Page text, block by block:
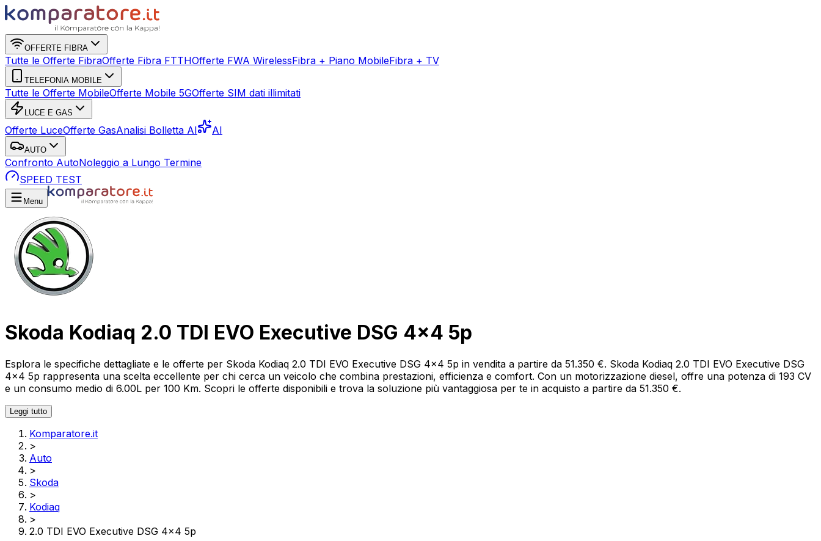
OFFERTE FIBRA
Tutte le Offerte FibraOfferte Fibra FTTHOfferte FWA WirelessFibra + Piano MobileFibra + TV
TELEFONIA MOBILE
Tutte le Offerte MobileOfferte Mobile 5GOfferte SIM dati illimitati
LUCE E GAS
Offerte LuceOfferte GasAnalisi Bolletta AI AI
AUTO
Confronto AutoNoleggio a Lungo Termine
SPEED TEST
Menu
Skoda Kodiaq 2.0 TDI EVO Executive DSG 4x4 5p
Esplora le specifiche dettagliate e le offerte per Skoda Kodiaq 2.0 TDI EVO Executive DSG 4x4 5p in vendita a partire da 51.350 €. Skoda Kodiaq 2.0 TDI EVO Executive DSG
4x4 5p rappresenta una scelta eccellente per chi cerca un veicolo che combina prestazioni, efficienza e comfort. Con un motorizzazione diesel, offre una potenza di 193 CV
e un consumo medio di 6.00L per 100 Km. Scopri le offerte disponibili e trova la soluzione più vantaggiosa per te in acquisto a partire da 51.350 €.
Leggi tutto
Komparatore.it
>
Auto
>
Skoda
>
Kodiaq
>
2.0 TDI EVO Executive DSG 4x4 5p